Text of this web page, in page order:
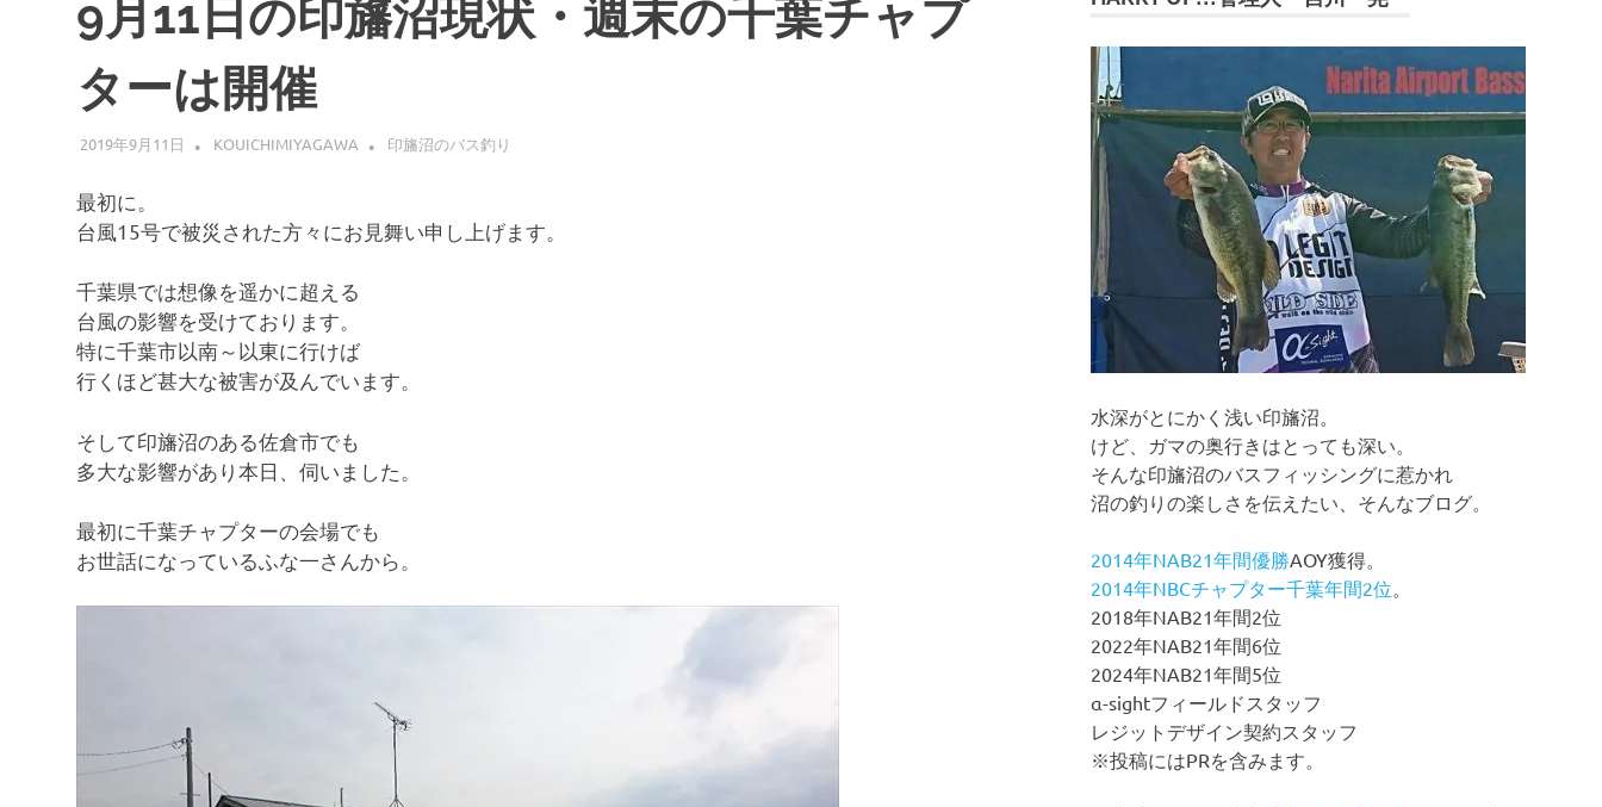
9月11日の印旛沼現状・週末の千葉チャプ
ターは開催
2019年9月11日 KOUICHIMIYAGAWA 印旛沼のバス釣り
最初に。
台風15号で被災された方々にお見舞い申し上げます。
千葉県では想像を遥かに超える
台風の影響を受けております。
特に千葉市以南～以東に行けば
行くほど甚大な被害が及んでいます。
そして印旛沼のある佐倉市でも
多大な影響があり本日、伺いました。
最初に千葉チャプターの会場でも
お世話になっているふな一さんから。
水深がとにかく浅い印旛沼。
けど、ガマの奥行きはとっても深い。
そんな印旛沼のバスフィッシングに惹かれ
沼の釣りの楽しさを伝えたい、そんなブログ。
2014年NAB21年間優勝AOY獲得。
2014年NBCチャプター千葉年間2位
2018年NAB21年間2位
2022年NAB21年間6位
2024年NAB21年間5位
α-sightフィールドスタッフ
レジットデザイン契約スタッフ
※投稿にはPRを含みます。